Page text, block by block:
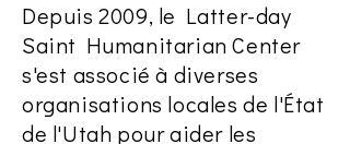
Depuis 2009, le Latter-day
Saint Humanitarian Center
s'est associé à diverses
organisations locales de l'État
de l'Utah pour aider les